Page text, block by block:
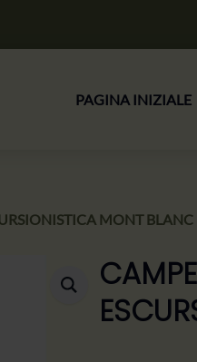
PAGINA INIZIALE
MONT BLANC